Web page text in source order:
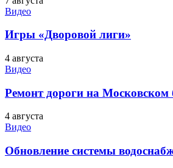
Видео
Игры «Дворовой лиги»
4 августа
Видео
Ремонт дороги на Московском
4 августа
Видео
Обновление системы